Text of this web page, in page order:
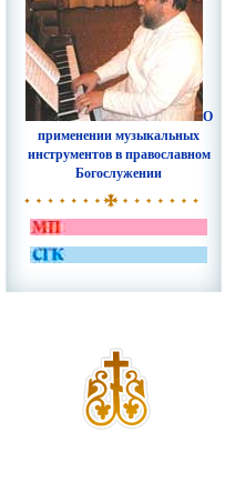
О
применении музыкальных
инструментов в православном
Богослужении